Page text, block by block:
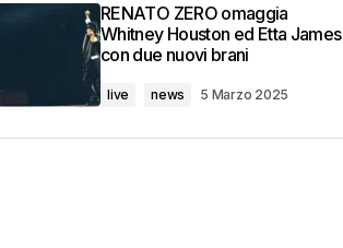
RENATO ZERO omaggia
Whitney Houston ed Etta James
con due nuovi brani
live news 5 Marzo 2025